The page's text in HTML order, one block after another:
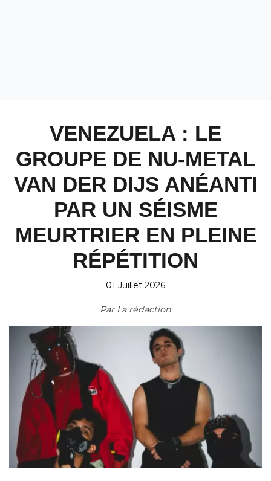
VENEZUELA : LE
GROUPE DE NU-METAL
VAN DER DIJS ANÉANTI
PAR UN SÉISME
MEURTRIER EN PLEINE
RÉPÉTITION
01 Juillet 2026
Par La rédaction